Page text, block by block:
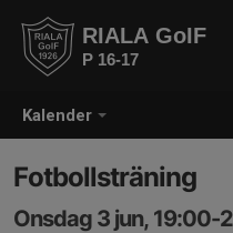
Kalender
RIALA GoIF
P 16-17
Fotbollsträning
Onsdag 3 jun, 19:00-